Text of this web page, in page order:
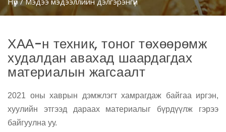
ХАА-н техник, тоног төхөөрөмж
худалдан авахад шаардагдах
материалын жагсаалт
2021 оны хаврын дэмжлэгт хамрагдаж байгаа иргэн,
хуулийн этгээд дараах материалыг бүрдүүлж гэрээ
байгуулна уу.